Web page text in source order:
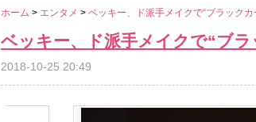
ホーム > エンタメ > ベッキー、ド派手メイクで“ブラックカ
ベッキー、ド派手メイクで“ブ
2018-10-25 20:49